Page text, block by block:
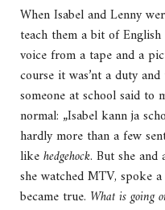
When Isabel and Lenny
teach them a bit of
voice from a tape and a
course it was’nt a duty
someone at school said to
normal: „Isabel kann ja
hardly more than a few
likehedgehock. But she and
she watched MTV, spoke
became true. What is going